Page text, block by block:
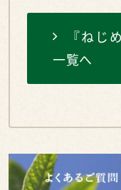
『ねじ
一覧へ